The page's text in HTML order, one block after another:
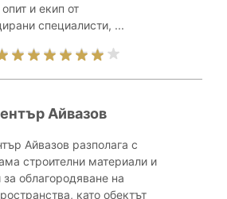
и екип от
специалисти, ...
Айвазов
Айвазов разполага с
строителни материали и
за облагородяване на
като обектът